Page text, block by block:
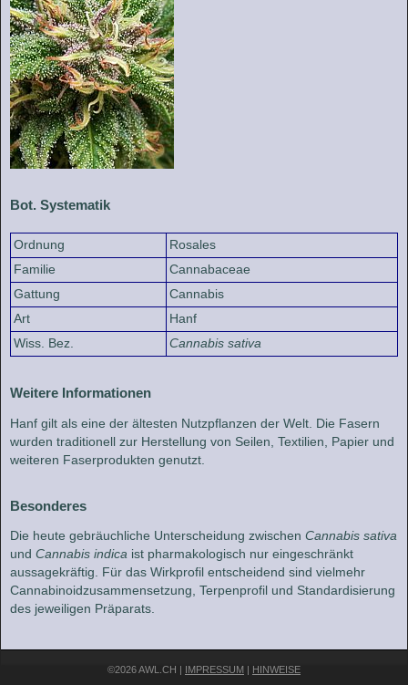
Bot. Systematik
Ordnung
Rosales
Familie
Cannabaceae
Gattung
Cannabis
Art
Hanf
Wiss. Bez.
Cannabis sativa
Weitere Informationen
Hanf gilt als eine der ältesten Nutzpflanzen der Welt. Die Fasern
wurden traditionell zur Herstellung von Seilen, Textilien, Papier und
weiteren Faserprodukten genutzt.
Besonderes
Die heute gebräuchliche Unterscheidung zwischen Cannabis sativa
und Cannabis indica ist pharmakologisch nur eingeschränkt
aussagekräftig. Für das Wirkprofil entscheidend sind vielmehr
Cannabinoidzusammensetzung, Terpenprofil und Standardisierung
des jeweiligen Präparats.
©2026 AWL.CH | IMPRESSUM | HINWEISE